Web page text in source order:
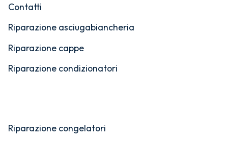
Contatti
Riparazione asciugabiancheria
Riparazione cappe
Riparazione condizionatori
Riparazione congelatori